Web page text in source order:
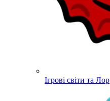
Ігрові світи та Лор